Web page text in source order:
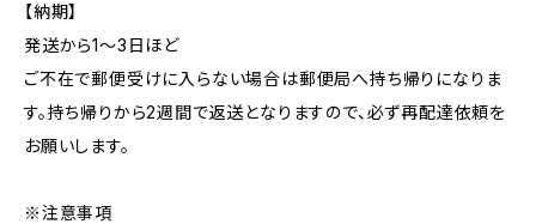
【納期】
発送から1〜3日ほど
ご不在で郵便受けに入らない場合は郵便局へ持ち帰りになりま
す。持ち帰りから2週間で返送となりますので、必ず再配達依頼を
お願いします。
※注意事項